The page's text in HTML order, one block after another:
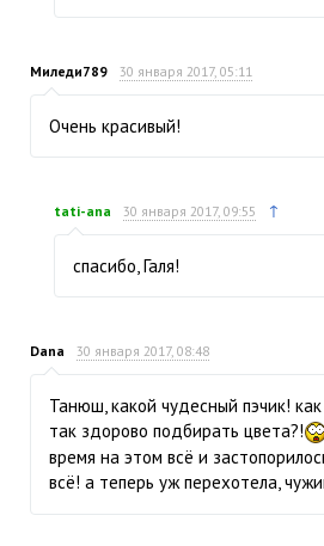
Миледи789 30 января 2017, 05:11
Очень красивый!
tati-ana 30 января 2017, 09:55 ↑
спасибо, Галя!
Dana 30 января 2017, 08:48
Танюш, какой чудесный пэчик!
так здорово подбирать цвета?!
время на этом всё и
всё! а теперь уж перехотела,